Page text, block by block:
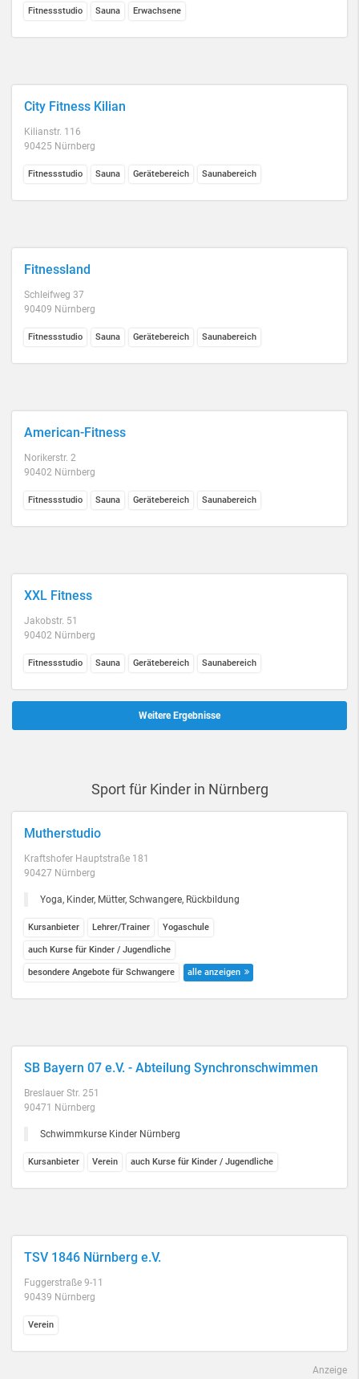
Fitnessstudio Sauna Erwachsene
City Fitness Kilian
Kilianstr. 116
90425 Nürnberg
Fitnessstudio Sauna Gerätebereich Saunabereich
Fitnessland
Schleifweg 37
90409 Nürnberg
Fitnessstudio Sauna Gerätebereich Saunabereich
American-Fitness
Norikerstr. 2
90402 Nürnberg
Fitnessstudio Sauna Gerätebereich Saunabereich
XXL Fitness
Jakobstr. 51
90402 Nürnberg
Fitnessstudio Sauna Gerätebereich Saunabereich
Weitere Ergebnisse
Sport für Kinder in Nürnberg
Mutherstudio
Kraftshofer Hauptstraße 181
90427 Nürnberg
Yoga, Kinder, Mütter, Schwangere, Rückbildung
Kursanbieter Lehrer/Trainer Yogaschule
auch Kurse für Kinder / Jugendliche
besondere Angebote für Schwangere alle anzeigen
SB Bayern 07 e.V. - Abteilung Synchronschwimmen
Breslauer Str. 251
90471 Nürnberg
Schwimmkurse Kinder Nürnberg
Kursanbieter Verein auch Kurse für Kinder / Jugendliche
TSV 1846 Nürnberg e.V.
Fuggerstraße 9-11
90439 Nürnberg
Verein
Anzeige